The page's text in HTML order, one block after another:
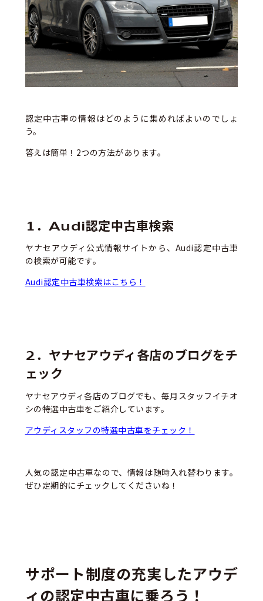
認定中古車の情報はどのように集めればよいのでしょ
う。
答えは簡単！2つの方法があります。
1．Audi認定中古車検索
ヤナセアウディ公式情報サイトから、Audi認定中古車
の検索が可能です。
Audi認定中古車検索はこちら！
2．ヤナセアウディ各店のブログをチ
ェック
ヤナセアウディ各店のブログでも、毎月スタッフイチオ
シの特選中古車をご紹介しています。
アウディスタッフの特選中古車をチェック！
人気の認定中古車なので、情報は随時入れ替わります。
ぜひ定期的にチェックしてくださいね！
サポート制度の充実したアウデ
ィの認定中古車に乗ろう！